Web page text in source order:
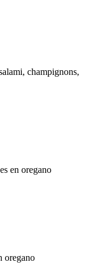
champignons,
en oregano
oregano